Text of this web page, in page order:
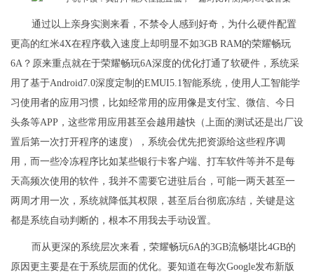
通过以上亲身实测来看，不禁令人感到好奇，为什么硬件配置
更高的红米4X在程序载入速度上却明显不如3GB RAM的荣耀畅玩
6A？原来重点就在于荣耀畅玩6A深度的优化打通了软硬件，系统采
用了基于Android7.0深度定制的EMUI5.1智能系统，使用人工智能学
习使用者的应用习惯，比如经常用的应用像是支付宝、微信、今日
头条等APP，这些常用应用甚至会越用越快（上面的测试还是出厂设
置后第一次打开程序的速度），系统会优先把资源给这些程序调
用，而一些冷冻程序比如某些银行卡客户端、打车软件等并不是每
天高频次使用的软件，我并不需要它进驻后台，可能一两天甚至一
两周才用一次，系统就降低其权限，甚至后台彻底冻结，关键是这
都是系统自动判断的，根本不用我去手动设置。
而从更深的系统层次来看，荣耀畅玩6A的3GB流畅堪比4GB的
原因更主要是在于系统层面的优化。要知道在每次Google发布新版